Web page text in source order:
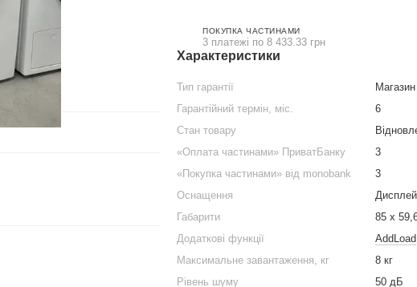
ПОКУПКА ЧАСТИНАМИ
3 платежі по 8 433.33 грн
Характеристики
Тип гарантії
Магазин
Гарантійний термін, міс.
6
Стан товару
«Оплата частинами» ПриватБанку
3
«Покупка частинами» від monobank
3
Оснащення
Габарити
85 х
Додаткові функції
AddLoad
Максимальне завантаження, кг
8 кг
Рівень шуму
50 дБ